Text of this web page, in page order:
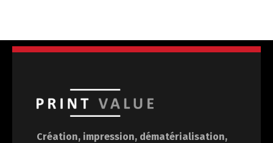
Création, impression, dématérialisation,